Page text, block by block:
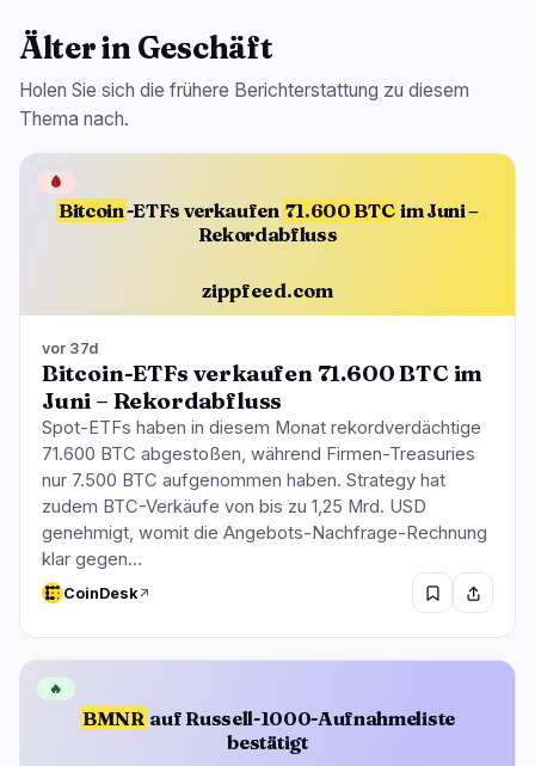
Älter in Geschäft
Holen Sie sich die frühere Berichterstattung zu diesem
Thema nach.
Bitcoin-ETFs verkaufen 71.600 BTC im Juni –
Rekordabfluss
zippfeed.com
🩸
vor 37d
Bitcoin-ETFs verkaufen 71.600 BTC im
Juni – Rekordabfluss
Spot-ETFs haben in diesem Monat rekordverdächtige
71.600 BTC abgestoßen, während Firmen-Treasuries
nur 7.500 BTC aufgenommen haben. Strategy hat
zudem BTC-Verkäufe von bis zu 1,25 Mrd. USD
genehmigt, womit die Angebots-Nachfrage-Rechnung
klar gegen…
CoinDesk
BMNR auf Russell-1000-Aufnahmeliste
bestätigt
🔥